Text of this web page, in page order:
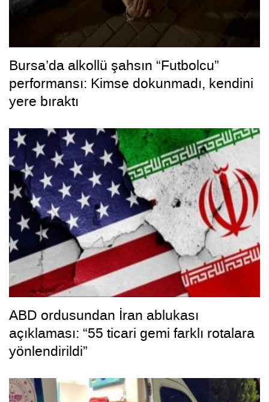
Bursa’da alkollü şahsın “Futbolcu”
performansı: Kimse dokunmadı, kendini
yere bıraktı
ABD ordusundan İran ablukası
açıklaması: “55 ticari gemi farklı rotalara
yönlendirildi”